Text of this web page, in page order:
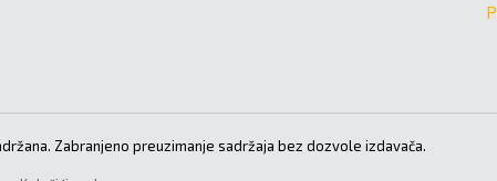
Zabranjeno preuzimanje sadržaja bez dozvole izdavača.